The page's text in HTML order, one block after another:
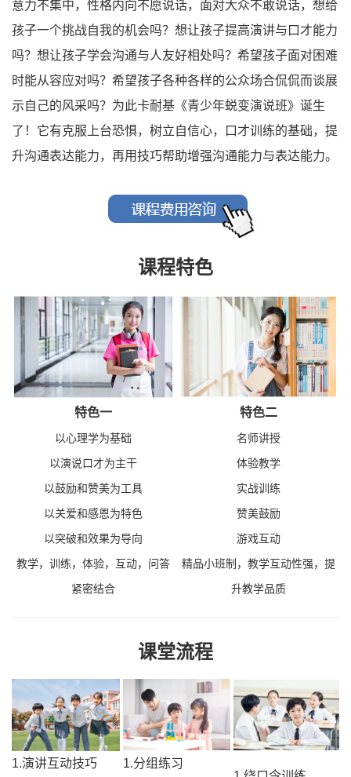
意力不集中，性格内向不愿说话，面对大众不敢说话，想给
孩子一个挑战自我的机会吗？想让孩子提高演讲与口才能力
吗？想让孩子学会沟通与人友好相处吗？希望孩子面对困难
时能从容应对吗？希望孩子各种各样的公众场合侃侃而谈展
示自己的风采吗？为此卡耐基《青少年蜕变演说班》诞生
了！它有克服上台恐惧，树立自信心，口才训练的基础，提
升沟通表达能力，再用技巧帮助增强沟通能力与表达能力。
课程特色
特色一 特色二
以心理学为基础
以演说口才为主干
以鼓励和赞美为工具
以关爱和感恩为特色
以突破和效果为导向
教学，训练，体验，互动，问答
紧密结合
名师讲授
体验教学
实战训练
赞美鼓励
游戏互动
精品小班制，教学互动性强，提
升教学品质
课堂流程
1.演讲互动技巧
1.分组练习